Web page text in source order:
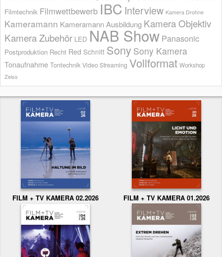
Filmtechnik Filmwettbewerb IBC Interview Kamera Drohne
Kameramann Kameramann Ausbildung Kamera Objektiv
Kamera Zubehör LED NAB Show Panasonic
Postproduktion Recht Red Schnitt Sony Sony Kamera
Tonaufnahme Tontechnik Video Streaming Vollformat Workshop
Zeiss
FILM + TV KAMERA 02.2026 FILM + TV KAMERA 01.2026